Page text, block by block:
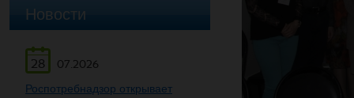
Новости
28
07.2026
Роспотребнадзор открывает